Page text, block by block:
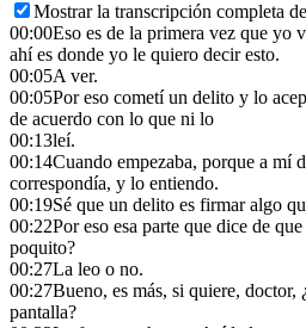
Mostrar la transcripción completa
00:00Eso es de la primera vez que yo
ahí es donde yo le quiero decir esto.
00:05A ver.
00:05Por eso cometí un delito y lo
de acuerdo con lo que ni lo
00:13leí.
00:14Cuando empezaba, porque a mí
correspondía, y lo entiendo.
00:19Sé que un delito es firmar algo
00:22Por eso esa parte que dice de
poquito?
00:27La leo o no.
00:27Bueno, es más, si quiere, doctor,
pantalla?